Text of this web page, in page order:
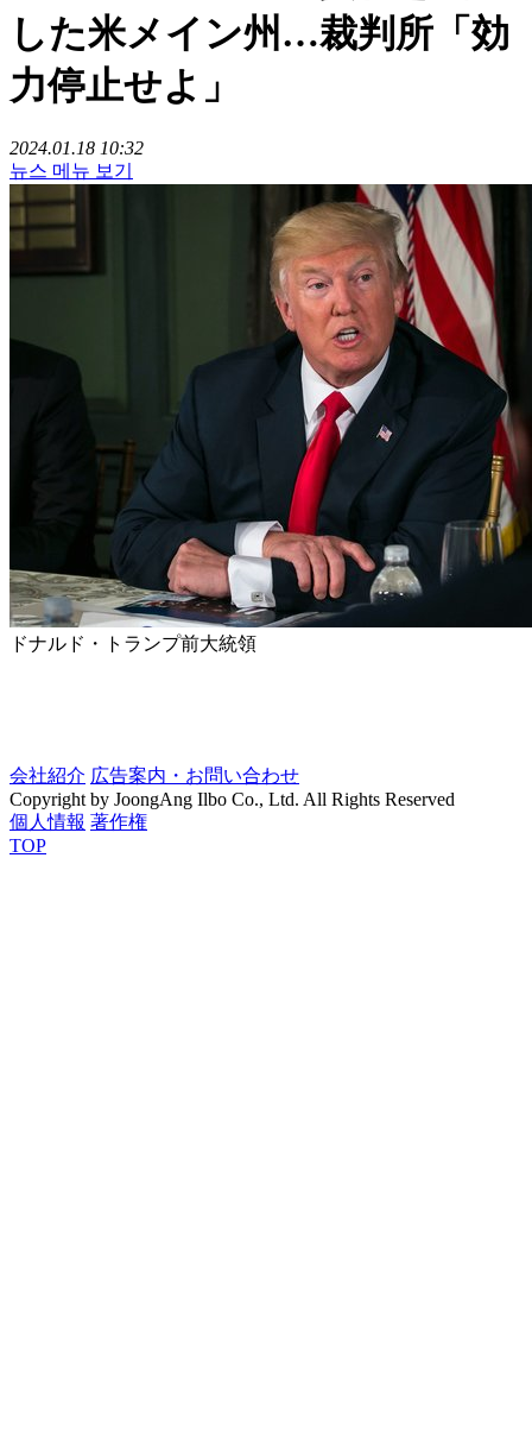
した米メイン州…裁判所「効
力停止せよ」
2024.01.18 10:32
뉴스 메뉴 보기
ドナルド・トランプ前大統領
会社紹介 広告案内・お問い合わせ
Copyright by JoongAng Ilbo Co., Ltd. All Rights Reserved
個人情報 著作権
TOP